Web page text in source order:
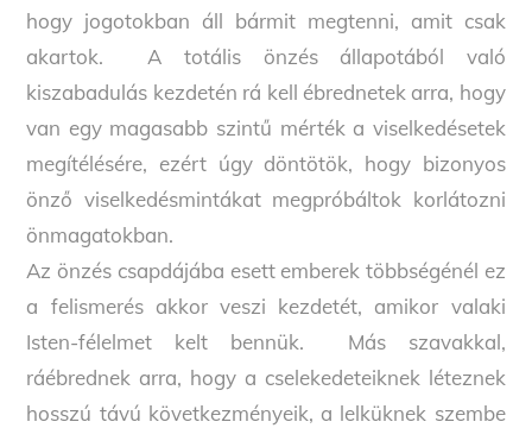
hogy jogotokban áll bármit megtenni, amit csak
akartok. A totális önzés állapotából való
kiszabadulás kezdetén rá kell ébrednetek arra, hogy
van egy magasabb szintű mérték a viselkedésetek
megítélésére, ezért úgy döntötök, hogy bizonyos
önző viselkedésmintákat megpróbáltok korlátozni
önmagatokban.
Az önzés csapdájába esett emberek többségénél ez
a felismerés akkor veszi kezdetét, amikor valaki
Isten-félelmet kelt bennük. Más szavakkal,
ráébrednek arra, hogy a cselekedeteiknek léteznek
hosszú távú következményeik, a lelküknek szembe